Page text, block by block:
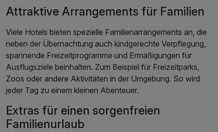
Attraktive Arrangements für Familien
Viele Hotels bieten spezielle Familienarrangements an, die
neben der Übernachtung auch kindgerechte Verpflegung,
spannende Freizeitprogramme und Ermäßigungen für
Ausflugsziele beinhalten. Zum Beispiel für Freizeitparks,
Zoos oder andere Aktivitäten in der Umgebung. So wird
jeder Tag zu einem kleinen Abenteuer.
Extras für einen sorgenfreien
Familienurlaub